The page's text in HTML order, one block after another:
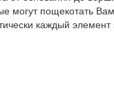
могут пощекотать
каждый элемент